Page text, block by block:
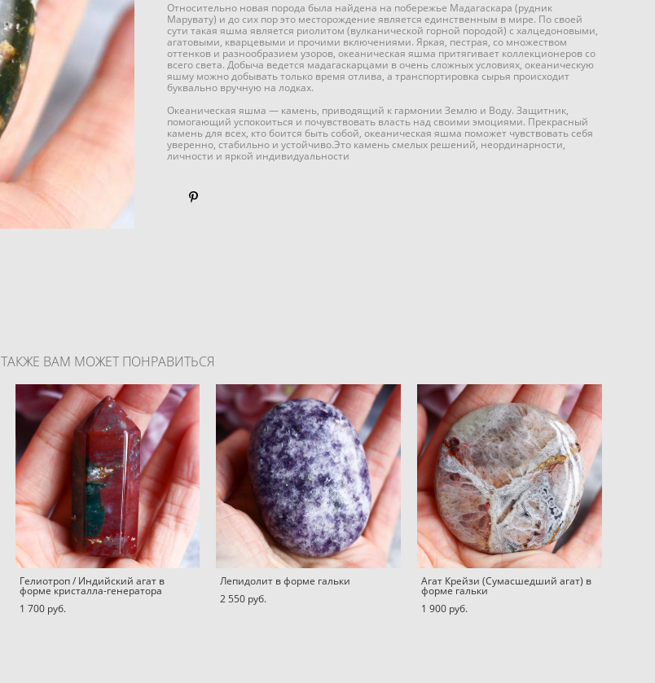
Относительно новая порода была найдена на побережье Мадагаскара (рудник
Марувату) и до сих пор это месторождение является единственным в мире. По своей
сути такая яшма является риолитом (вулканической горной породой) с халцедоновыми,
агатовыми, кварцевыми и прочими включениями. Яркая, пестрая, со множеством
оттенков и разнообразием узоров, океаническая яшма притягивает коллекционеров со
всего света. Добыча ведется мадагаскарцами в очень сложных условиях, океаническую
яшму можно добывать только время отлива, а транспортировка сырья происходит
буквально вручную на лодках.
Океаническая яшма — камень, приводящий к гармонии Землю и Воду. Защитник,
помогающий успокоиться и почувствовать власть над своими эмоциями. Прекрасный
камень для всех, кто боится быть собой, океаническая яшма поможет чувствовать себя
уверенно, стабильно и устойчиво.Это камень смелых решений, неординарности,
личности и яркой индивидуальности
ТАКЖЕ ВАМ МОЖЕТ ПОНРАВИТЬСЯ
Гелиотроп / Индийский агат в
форме кристалла-генератора
1 700 pуб.
Лепидолит в форме гальки
2 550 pуб.
Агат Крейзи (Сумасшедший агат) в
форме гальки
1 900 pуб.